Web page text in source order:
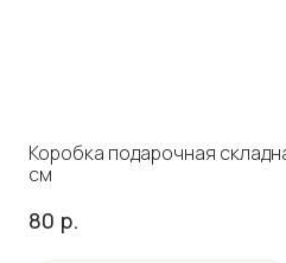
Коробка подарочная
см
80 р.